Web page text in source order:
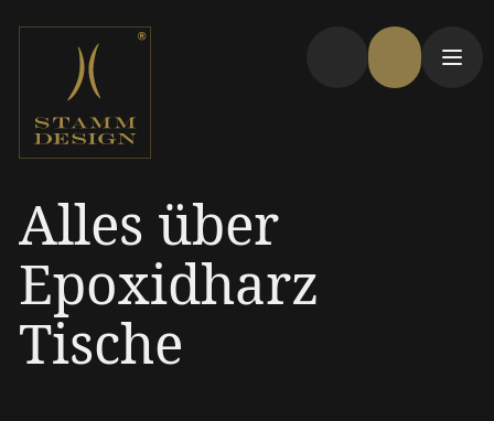
Alles über
Epoxidharz
Tische